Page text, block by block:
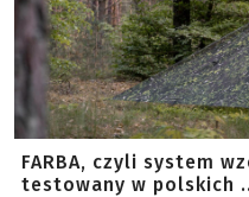
FARBA, czyli system
testowany w polskich